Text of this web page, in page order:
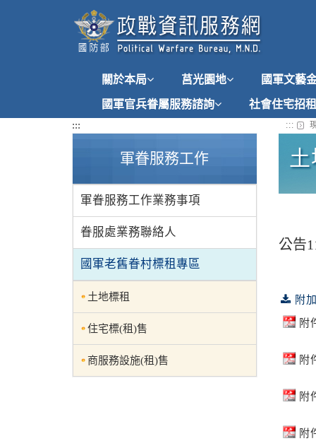
關於本局 莒光園地 國軍文藝
國軍官兵眷屬服務諮詢 社會住宅招
:::
軍眷服務工作
軍眷服務工作業務事項
眷服處業務聯絡人
國軍老舊眷村標租專區
土地標租
住宅標(租)售
商服務設施(租)售
::: 現
公告
附加
附
附
附
附